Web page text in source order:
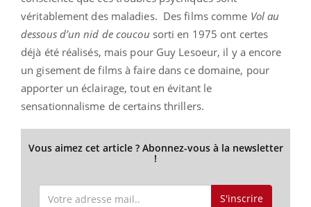
véritablement des maladies. Des films comme Vol au
dessous d’un nid de coucou sorti en 1975 ont certes
déjà été réalisés, mais pour Guy Lesoeur, il y a encore
un gisement de films à faire dans ce domaine, pour
apporter un éclairage, tout en évitant le
sensationnalisme de certains thrillers.
Vous aimez cet article ? Abonnez-vous à la newsletter
!
S'inscrire